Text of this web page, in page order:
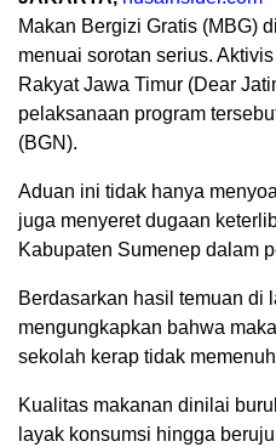
Makan Bergizi Gratis (MBG)
menuai sorotan serius.
Rakyat Jawa Timur (Dear
pelaksanaan program
(BGN).
Aduan ini tidak hanya
juga menyeret dugaan
Kabupaten Sumenep dalam
Berdasarkan hasil temuan di
mengungkapkan bahwa
sekolah kerap tidak
Kualitas makanan dinilai
layak konsumsi hingga